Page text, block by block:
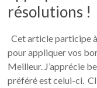
résolutions !
Cet article participe
pour appliquer vos
Meilleur. J’apprécie
préféré est celui-ci.